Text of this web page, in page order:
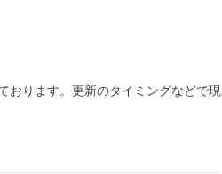
おります。更新のタイミングなどで現